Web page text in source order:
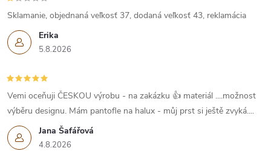
Erika
5.8.2026
Sklamanie, objednaná veľkosť 37, dodaná veľkosť 43, reklamácia
Jana Šafářová
4.8.2026
Vemi oceňuji ČESKOU výrobu - na zakázku 👍 materiál ....možnost
výběru designu. Mám pantofle na halux - můj prst si ještě zvyká....